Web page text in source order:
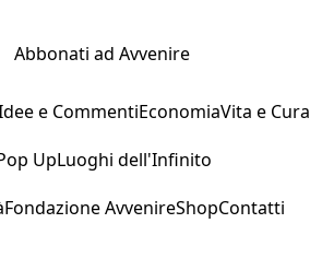
Abbonati ad Avvenire
e CommentiEconomiaVita e Cura
UpLuoghi dell'Infinito
Fondazione AvvenireShopContatti